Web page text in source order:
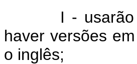
I - usarão
haver versões
o inglês;